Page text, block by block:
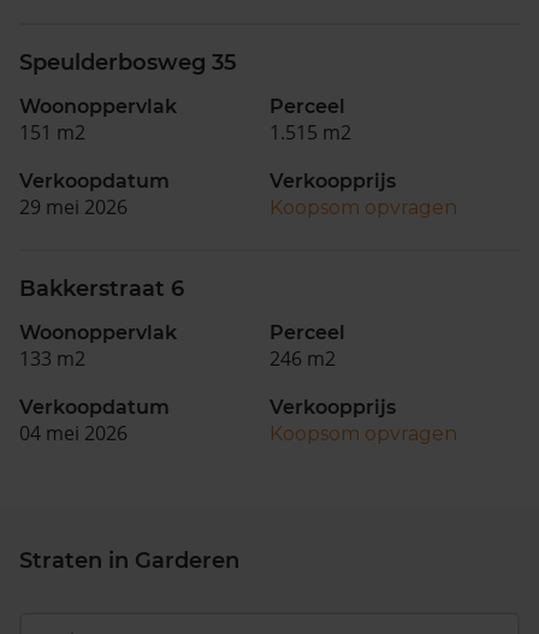
Speulderbosweg 35
Woonoppervlak
151 m2
Perceel
1.515 m2
Verkoopdatum
29 mei 2026
Verkoopprijs
Koopsom opvragen
Bakkerstraat 6
Woonoppervlak
133 m2
Perceel
246 m2
Verkoopdatum
04 mei 2026
Verkoopprijs
Koopsom opvragen
Straten in Garderen